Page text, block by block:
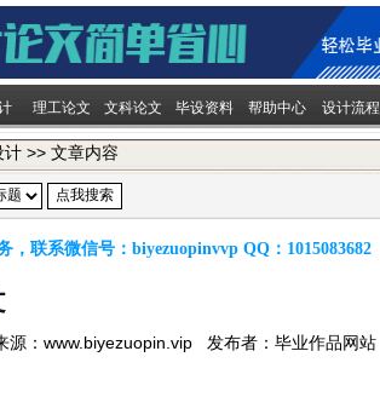
理工论文 文科论文 毕设资料 帮助中心 设计流程
>> 文章内容
，联系微信号： biyezuopinvvp QQ： 1015083682
源：www.biyezuopin.vip 发布者：毕业作品网站